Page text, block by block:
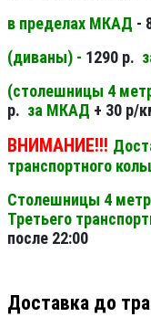
в пределах МКАД -
(диваны) - 1290 р.
(столешницы 4
р. за МКАД + 30 р/
ВНИМАНИЕ!!!
транспортного
Столешницы 4
Третьего
после 22:00
Доставка до